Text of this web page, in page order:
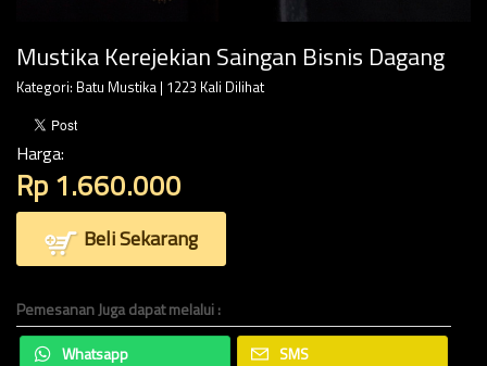
Mustika Kerejekian Saingan Bisnis Dagang
Kategori: Batu Mustika | 1223 Kali Dilihat
Harga:
Rp 1.660.000
Beli Sekarang
Pemesanan Juga dapat melalui :
Whatsapp
SMS